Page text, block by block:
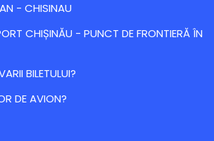
- CHISINAU
CHIȘINĂU - PUNCT DE FRONTIERĂ ÎN
BILETULUI?
DE AVION?